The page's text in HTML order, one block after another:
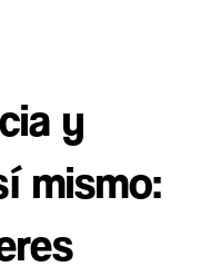
y
mismo: